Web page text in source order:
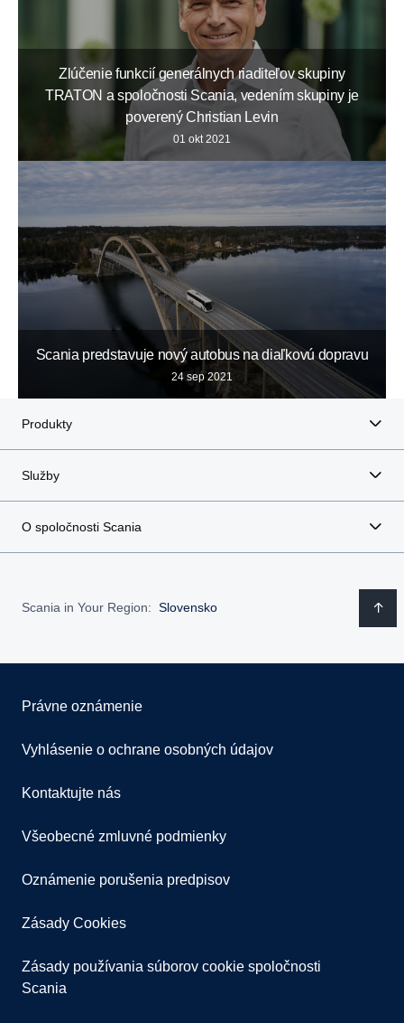
Zlúčenie funkcií generálnych riaditeľov skupiny
TRATON a spoločnosti Scania, vedením skupiny je
poverený Christian Levin
01 okt 2021
Scania predstavuje nový autobus na diaľkovú dopravu
24 sep 2021
Produkty
Služby
O spoločnosti Scania
Scania in Your Region: Slovensko
Právne oznámenie
Vyhlásenie o ochrane osobných údajov
Kontaktujte nás
Všeobecné zmluvné podmienky
Oznámenie porušenia predpisov
Zásady Cookies
Zásady používania súborov cookie spoločnosti
Scania